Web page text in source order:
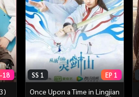
18 SS 1 EP 1
Once Upon a Time in Lingjian